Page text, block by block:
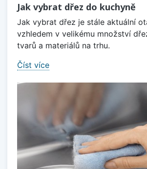
Jak vybrat dřez do kuchyně
Jak vybrat dřez je stále aktuální
vzhledem v velikému množství
tvarů a materiálů na trhu.
Číst více